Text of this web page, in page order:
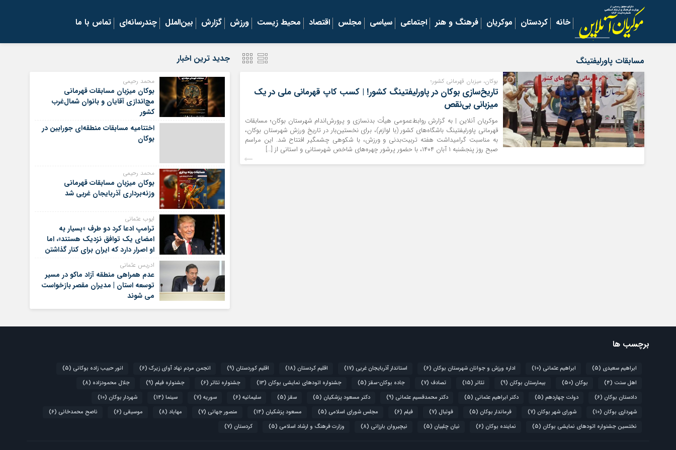
خانه کردستان موکریان فرهنگ و هنر اجتماعی سیاسی مجلس اقتصاد محیط زیست ورزش گزارش بین‌الملل چندرسانه‌ای تماس با ما
مسابقات پاورلیفتینگ
بوکان، میزبان قهرمانی کشور؛
تاریخ‌سازی بوکان در پاورلیفتینگ کشور! | کسب کاپ قهرمانی ملی در یک
میزبانی بی‌نقص
موکریان آنلاین | به گزارش روابط‌عمومی هیأت بدنسازی و پرورش‌اندام شهرستان بوکان؛ مسابقات
قهرمانی پاورلیفتینگ باشگاه‌های کشور (با لوازم)، برای نخستین‌بار در تاریخ ورزش شهرستان بوکان،
به مناسبت گرامیداشت هفته تربیت‌بدنی و ورزش، با شکوهی چشمگیر افتتاح شد. این مراسم
صبح روز پنجشنبه ۱ آبان ۱۴۰۴، با حضور پرشور چهره‌های شاخص شهرستانی و استانی از […]
جدید ترین اخبار
محمد رحیمی
بوکان میزبان مسابقات قهرمانی
مچ‌اندازی آقایان و بانوان شمال‌غرب
کشور
اختتامیه مسابقات منطقه‌ای جورابین در
بوکان
محمد رحیمی
بوکان میزبان مسابقات قهرمانی
وزنه‌برداری آذربایجان غربی شد
ایوب عثمانی
ترامپ ادعا کرد دو طرف «بسیار به
امضای یک توافق نزدیک هستند»، اما
او اصرار دارد که ایران برای کنار گذاشتن
برنامه‌های هسته‌ای خود گام‌های
بیشتری بردارد
ادریس عثمانی
عدم همراهی منطقه آزاد ماکو در مسیر
توسعه استان | مدیران مقصر بازخواست
می شوند
برچسب ها
ابراهیم سعیدی (5) ابراهیم عثمانی (10) اداره ورزش و جوانان شهرستان بوکان (6) استاندار آذربایجان غربی (17) اقلیم کردستان (18) اقلیم کوردستان (9) انجمن مردم نهاد آوای زیرک (6) انور حبیب زاده بوکانی (5)
اهل سنت (4) بوکان (50) بیمارستان بوکان (9) تئاتر (15) تصادف (7) جاده بوکان-سقز (5) جشنواره اتودهای نمایشی بوکان (13) جشنواره تئاتر (6) جشنواره فیلم (9) جلال محمودزاده (8)
دادستان بوکان (6) دولت چهاردهم (5) دکتر ابراهیم عثمانی (5) دکتر محمدقسیم عثمانی (9) دکتر مسعود پزشکیان (5) سقز (5) سلیمانیه (6) سوریه (7) سینما (14) شهردار بوکان (10)
شهرداری بوکان (10) شورای شهر بوکان (7) فرماندار بوکان (5) فوتبال (7) فیلم (6) مجلس شورای اسلامی (5) مسعود پزشکیان (14) منصور جهانی (7) مهاباد (8) موسیقی (6) ناصح محمدخانی (6)
نختسین جشنواره اتودهای نمایشی بوکان (5) نماینده بوکان (6) نیان چلبیان (5) نیچیروان بارزانی (8) وزارت فرهنگ و ارشاد اسلامی (5) کردستان (7)